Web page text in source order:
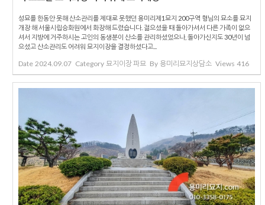
성묘를 한동안 못해 산소관리를 제대로 못했던 용미리제1묘지 200구역 형님의 묘소를 묘지
개장 해 서울시립승화원에서 화장해 드렸습니다. 젊으셨을 때 돌아가셔서 다른 가족이 없으
셔서 지방에 거주하시는 고인의 동생분이 산소를 관리하셨었으나, 돌아가신지도 30년이 넘
으셨고 산소관리도 어려워 묘지이장을 결정하셨다고...
Date 2024.09.07 Category 묘지이장 파묘 By 용미리묘지상담소 Views 416